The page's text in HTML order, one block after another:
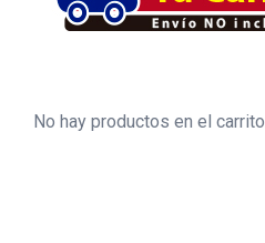
No hay productos en el carrito.